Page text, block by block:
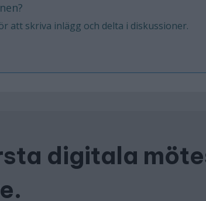
att skriva inlägg och delta i diskussioner.
digitala